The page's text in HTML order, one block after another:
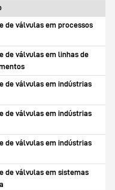
de válvulas em processos
de válvulas em linhas de
de válvulas em indústrias
de válvulas em indústrias
de válvulas em indústrias
de válvulas em sistemas